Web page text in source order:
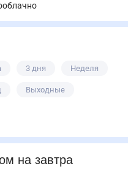
3 дня Неделя
Выходные
на завтра